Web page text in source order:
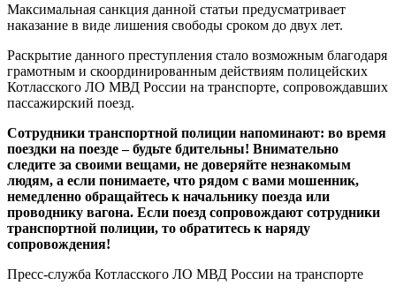
Максимальная санкция данной статьи предусматривает
наказание в виде лишения свободы сроком до двух лет.
Раскрытие данного преступления стало возможным благодаря
грамотным и скоординированным действиям полицейских
Котласского ЛО МВД России на транспорте, сопровождавших
пассажирский поезд.
Сотрудники транспортной полиции напоминают: во время
поездки на поезде – будьте бдительны! Внимательно
следите за своими вещами, не доверяйте незнакомым
людям, а если понимаете, что рядом с вами мошенник,
немедленно обращайтесь к начальнику поезда или
проводнику вагона. Если поезд сопровождают сотрудники
транспортной полиции, то обратитесь к наряду
сопровождения!
Пресс-служба Котласского ЛО МВД России на транспорте